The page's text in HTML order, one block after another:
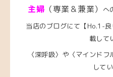
主婦 （専業＆兼業）
へ
当店のブログにて【Ho.1-
載して
〈深呼吸〉や〈マインド
して